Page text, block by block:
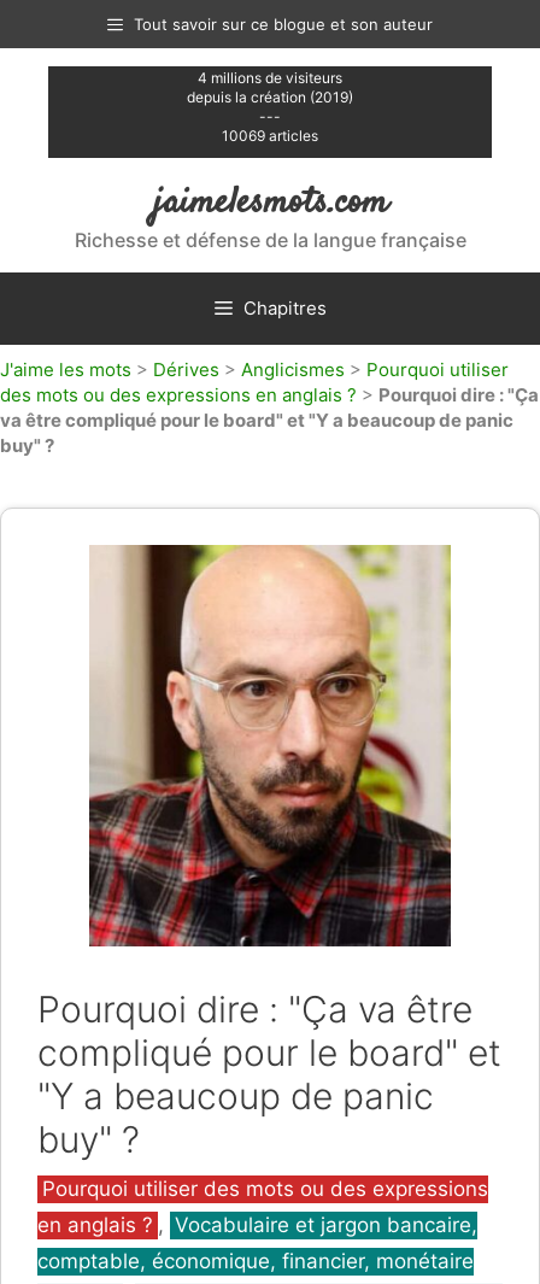
contenu
Tout savoir sur ce blogue et son auteur
4 millions de visiteurs
depuis la création (2019)
---
10069 articles
jaimelesmots.com
Richesse et défense de la langue française
Chapitres
J'aime les mots > Dérives > Anglicismes > Pourquoi utiliser
des mots ou des expressions en anglais ? > Pourquoi dire : "Ça
va être compliqué pour le board" et "Y a beaucoup de panic
buy" ?
Pourquoi dire : "Ça va être
compliqué pour le board" et
"Y a beaucoup de panic
buy" ?
Catégories
Pourquoi utiliser des mots ou des expressions
en anglais ? , Vocabulaire et jargon bancaire,
comptable, économique, financier, monétaire